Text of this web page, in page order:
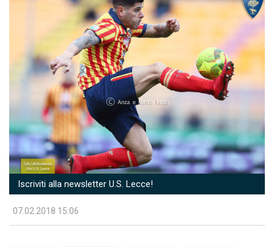
Iscriviti alla newsletter U.S. Lecce!
07.02.2018 15:06